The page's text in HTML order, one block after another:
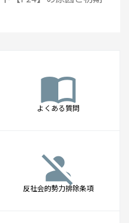
import_contacts
よくある質問
person_off
反社会的勢力排除条項